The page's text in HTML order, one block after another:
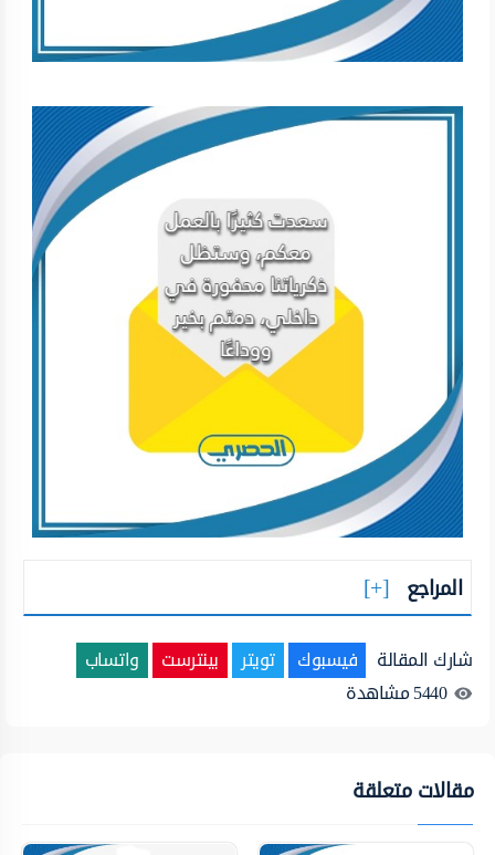
المراجع
شارك المقالة فيسبوك تويتر بينترست
واتساب
5440مشاهدة
مقالات متعلقة